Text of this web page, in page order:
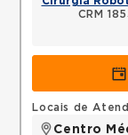
CRM
Locais de
Centro